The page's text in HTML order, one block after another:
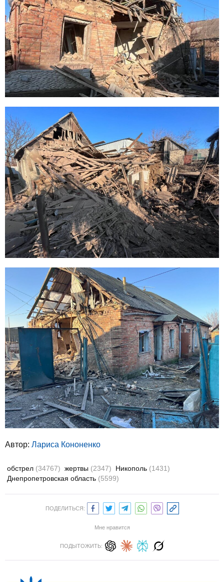
Автор: Лариса Кононенко
обстрел (34767) жертвы (2347) Никополь (1431)
Днепропетровская область (5599)
ПОДЕЛИТЬСЯ:
Мне нравится
ПОДЫТОЖИТЬ: